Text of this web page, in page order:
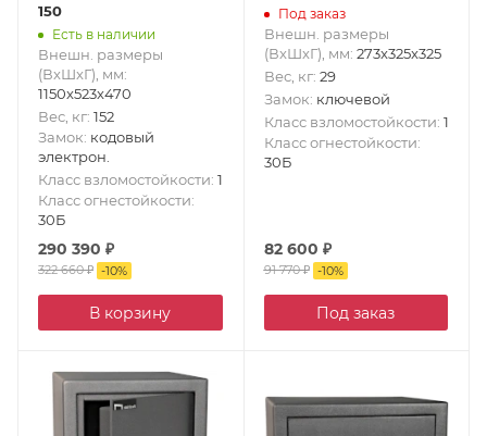
150
Есть в наличии
Внешн. размеры
(ВxШxГ), мм:
1150x523x470
Вес, кг: 152
Замок: кодовый
электрон.
Класс взломостойкости: 1
Класс огнестойкости:
30Б
290 390 ₽
322 660₽ -10%
В корзину
Под заказ
Внешн. размеры
(ВxШxГ), мм: 273x325x325
Вес, кг: 29
Замок: ключевой
Класс взломостойкости: 1
Класс огнестойкости:
30Б
82 600 ₽
91 770₽ -10%
Под заказ